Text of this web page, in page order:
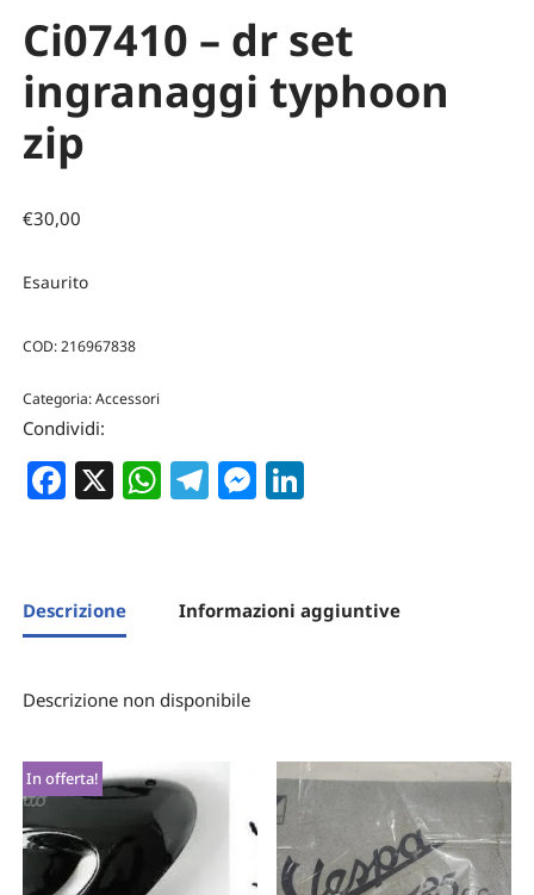
Ci07410 – dr set
ingranaggi typhoon
zip
€30,00
Esaurito
COD:216967838
Categoria:Accessori
Condividi:
Facebook
X WhatsApp
Telegram
Messenger
Descrizione Informazioni aggiuntive
Descrizione non disponibile
In offerta!